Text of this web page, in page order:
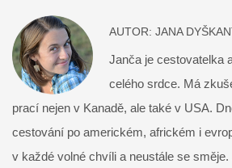
AUTOR: JANA
Janča je cestovatelka
celého srdce. Má
prací nejen v Kanadě, ale také v USA.
cestování po americkém, africkém i
v každé volné chvíli a neustále se